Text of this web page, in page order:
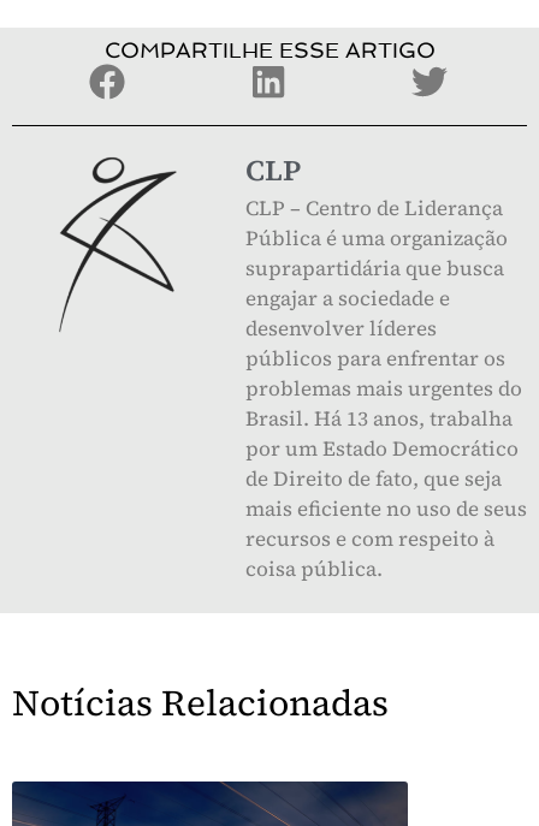
COMPARTILHE ESSE ARTIGO
CLP
CLP – Centro de Liderança
Pública é uma organização
suprapartidária que busca
engajar a sociedade e
desenvolver líderes
públicos para enfrentar os
problemas mais urgentes do
Brasil. Há 13 anos, trabalha
por um Estado Democrático
de Direito de fato, que seja
mais eficiente no uso de seus
recursos e com respeito à
coisa pública.
Notícias Relacionadas